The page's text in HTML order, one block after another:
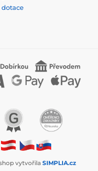
dotace
vytvořila SIMPLIA.cz